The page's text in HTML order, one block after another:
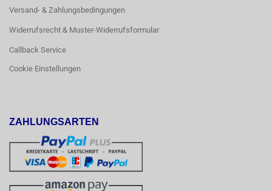
Versand- & Zahlungsbedingungen
Widerrufsrecht & Muster-Widerrufsformular
Callback Service
Cookie Einstellungen
ZAHLUNGSARTEN